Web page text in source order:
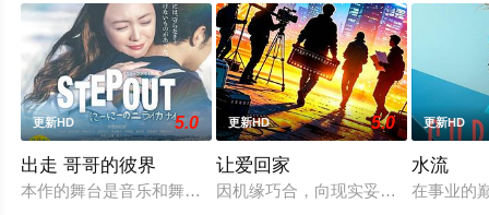
更新HD 5.0
出走 哥哥的彼界
本作的舞台是音乐和舞蹈融入生活的冲绳。与母亲朱音、妹妹
更新HD 5.0
让爱回家
因机缘巧合，向现实妥协的导演朱达
更新HD
水流
在事业的